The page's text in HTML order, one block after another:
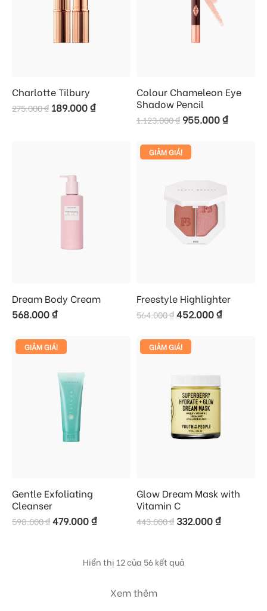
Charlotte Tilbury
275.000₫ 189.000₫
Colour Chameleon Eye
Shadow Pencil
1.123.000₫ 955.000₫
Dream Body Cream
568.000₫
GIẢM GIÁ!
Freestyle Highlighter
564.000₫452.000₫
GIẢM GIÁ!
Gentle Exfoliating
Cleanser
598.000₫479.000₫
GIẢM GIÁ!
Glow Dream Mask with
Vitamin C
443.000₫ 332.000₫
Hiển thị 12 của 56 kết quả
Xem thêm